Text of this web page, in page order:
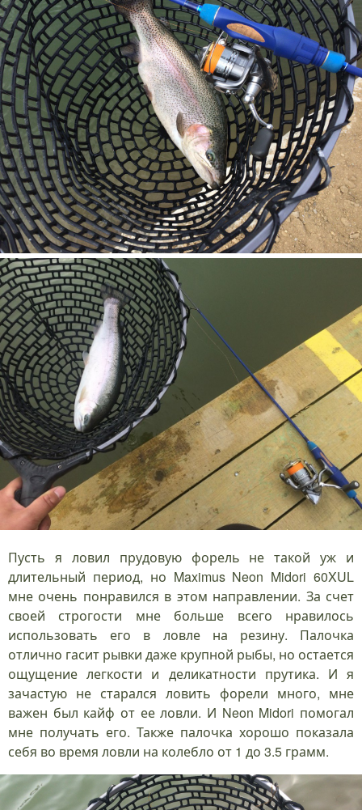
Пусть я ловил прудовую форель не такой уж и
длительный период, но Maximus Neon Midori 60XUL
мне очень понравился в этом направлении. За счет
своей строгости мне больше всего нравилось
использовать его в ловле на резину. Палочка
отлично гасит рывки даже крупной рыбы, но остается
ощущение легкости и деликатности прутика. И я
зачастую не старался ловить форели много, мне
важен был кайф от ее ловли. И Neon Midori помогал
мне получать его. Также палочка хорошо показала
себя во время ловли на колебло от 1 до 3.5 грамм.